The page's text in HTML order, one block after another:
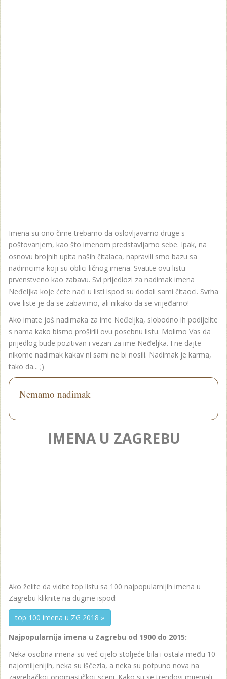
Imena su ono čime trebamo da oslovljavamo druge s
poštovanjem, kao što imenom predstavljamo sebe. Ipak, na
osnovu brojnih upita naših čitalaca, napravili smo bazu sa
nadimcima koji su oblici ličnog imena. Svatite ovu listu
prvenstveno kao zabavu. Svi prijedlozi za nadimak imena
Neđeljka koje ćete naći u listi ispod su dodali sami čitaoci. Svrha
ove liste je da se zabavimo, ali nikako da se vrijeđamo!
Ako imate još nadimaka za ime Neđeljka, slobodno ih podijelite
s nama kako bismo proširili ovu posebnu listu. Molimo Vas da
prijedlog bude pozitivan i vezan za ime Neđeljka. I ne dajte
nikome nadimak kakav ni sami ne bi nosili. Nadimak je karma,
tako da... ;)
Nemamo nadimak
IMENA U ZAGREBU
Ako želite da vidite top listu sa 100 najpopularnijih imena u
Zagrebu kliknite na dugme ispod:
top 100 imena u ZG 2018 »
Najpopularnija imena u Zagrebu od 1900 do 2015:
Neka osobna imena su već cijelo stoljeće bila i ostala među 10
najomiljenijih, neka su iščezla, a neka su potpuno nova na
zagrebačkoj onomastičkoj sceni. Kako su se trendovi mijenjali